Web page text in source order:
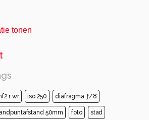
tonen
r wr iso 250 diafragma ƒ/8
50mm foto stad